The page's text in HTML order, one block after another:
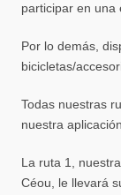
participar en una
Por lo demás,
bicicletas/
Todas nuestras
nuestra
La ruta 1,
Céou, le llevará